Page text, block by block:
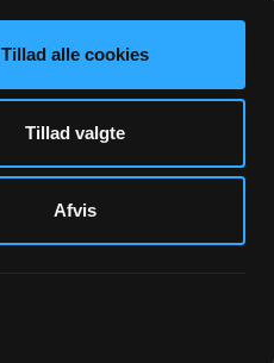
Tillad alle cookies
Tillad valgte
Afvis